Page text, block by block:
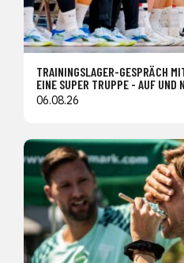
TRAININGSLAGER-GESPRÄCH
EINE SUPER TRUPPE - AUF UND
06.08.26